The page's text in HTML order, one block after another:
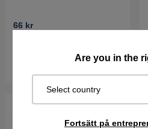
Are you in the
Select country
Fortsätt på
66 kr
Köp